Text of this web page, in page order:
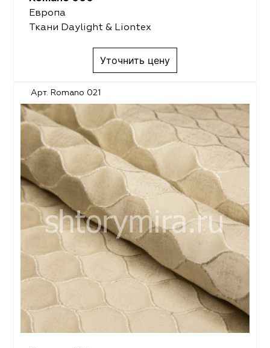
Европа
Ткани Daylight & Liontex
Уточнить цену
Арт. Romano 021